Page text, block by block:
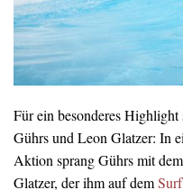
Für ein besonderes
Gührs und Leon Glatzer: In
Aktion sprang Gührs mit
Glatzer, der ihm auf dem